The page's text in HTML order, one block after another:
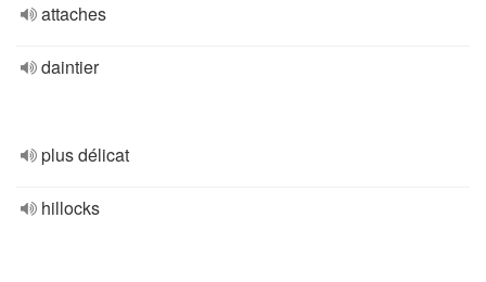
attaches
daintier
plus délicat
hillocks